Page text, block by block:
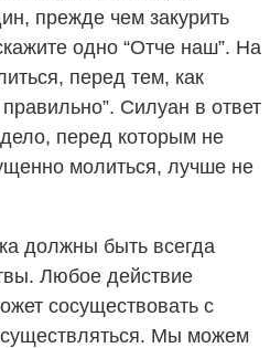
прежде чем закурить
одно “Отче наш”. На
перед тем, как
Силуан в ответ
перед которым не
молиться, лучше не
должны быть всегда
Любое действие
сосуществовать с
Мы можем